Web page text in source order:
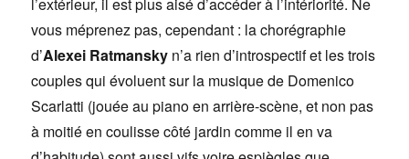
l’extérieur, il est plus aisé d’accéder à l’intériorité. Ne
vous méprenez pas, cependant : la chorégraphie
d’Alexei Ratmansky n’a rien d’introspectif et les trois
couples qui évoluent sur la musique de Domenico
Scarlatti (jouée au piano en arrière-scène, et non pas
à moitié en coulisse côté jardin comme il en va